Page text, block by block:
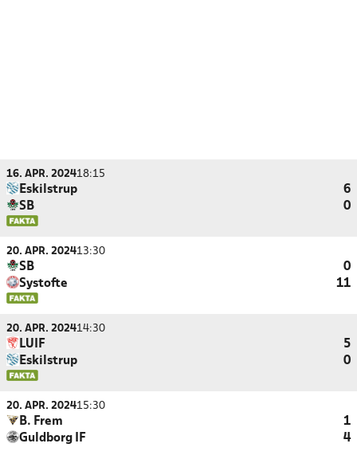
16. APR. 202418:15
Eskilstrup
6
SB
0
20. APR. 202413:30
SB
0
Systofte
11
20. APR. 202414:30
LUIF
5
Eskilstrup
0
20. APR. 202415:30
B. Frem
1
Guldborg IF
4